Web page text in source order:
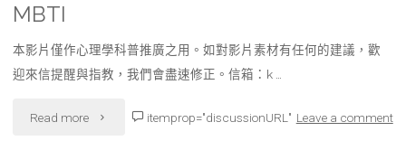
MBTI
本影片僅作心理學科普推廣之用。如對影片素材有任何的建議，歡
迎來信提醒與指教，我們會盡速修正。信箱：k …
Read more "MBTI" itemprop="discussionURL" Leave a comment